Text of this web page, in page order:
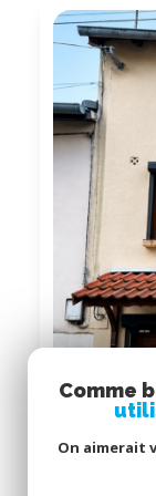
Comme
On aimerait